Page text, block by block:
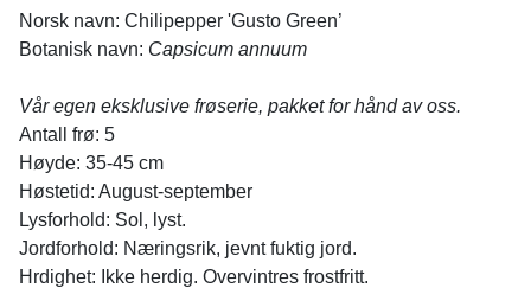
Norsk navn: Chilipepper 'Gusto Green’
Botanisk navn: Capsicum annuum
Vår egen eksklusive frøserie, pakket for hånd av oss.
Antall frø: 5
Høyde: 35-45 cm
Høstetid: August-september
Lysforhold: Sol, lyst.
Jordforhold: Næringsrik, jevnt fuktig jord.
Hrdighet: Ikke herdig. Overvintres frostfritt.